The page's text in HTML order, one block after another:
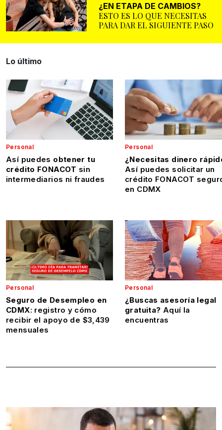
¿EN ETAPA DE CAMBIOS?
ESTO ES LO QUE NECESITAS
PARA DAR EL SIGUIENTE PASO
Lo último
Personal
Así puedes obtener tu
crédito FONACOT sin
intermediarios ni fraudes
Personal
¿Necesitas dinero
Así puedes solicitar un
crédito FONACOT
en CDMX
Personal
Seguro de Desempleo en
CDMX: registro y cómo
recibir el apoyo de $3,439
mensuales
Personal
¿Buscas asesoría legal
gratuita? Aquí la
encuentras